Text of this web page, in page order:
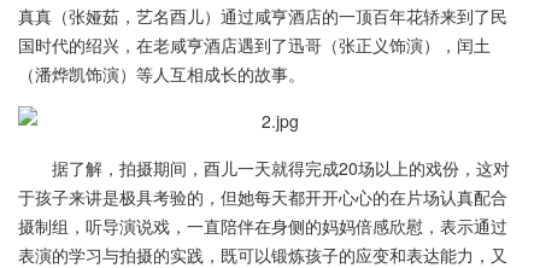
真真（张娅茹，艺名酉儿）通过咸亨酒店的一顶百年花轿来到了民
国时代的绍兴，在老咸亨酒店遇到了迅哥（张正义饰演），闰土
（潘烨凯饰演）等人互相成长的故事。
据了解，拍摄期间，酉儿一天就得完成20场以上的戏份，这对
于孩子来讲是极具考验的，但她每天都开开心心的在片场认真配合
摄制组，听导演说戏，一直陪伴在身侧的妈妈倍感欣慰，表示通过
表演的学习与拍摄的实践，既可以锻炼孩子的应变和表达能力，又